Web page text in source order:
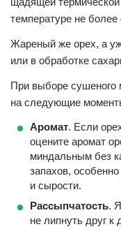
температуре не более
Жареный же орех, а
или в обработке
При выборе сушеного
на следующие
Аромат. Если
оцените аромат
миндальным без
запахов,
и сырости.
Рассыпчатость.
не липнуть друг к